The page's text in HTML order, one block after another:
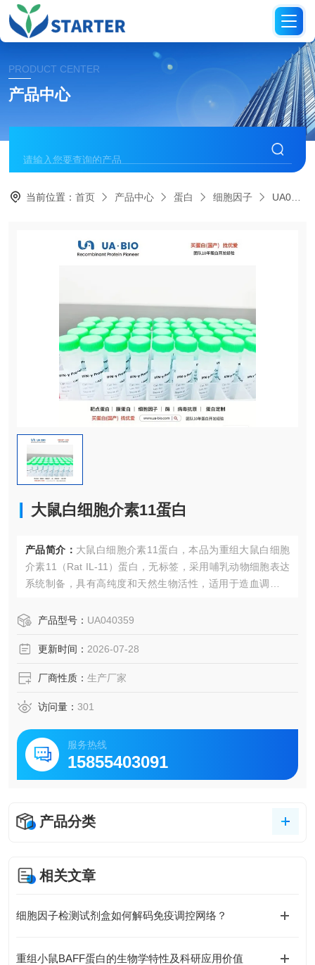
PRODUCT CENTER
产品中心
当前位置：首页 产品中心 蛋白 细胞因子 UA040359大鼠白细胞介素11蛋白
大鼠白细胞介素11蛋白
产品简介： 大鼠白细胞介素11蛋白，本品为重组大鼠白细胞
介素11（Rat IL-11）蛋白，无标签，采用哺乳动物细胞表达
系统制备，具有高纯度和天然生物活性，适用于造血调控及
产品型号： UA040359
更新时间： 2026-07-28
厂商性质： 生产厂家
访问量： 301
服务热线
15855403091
产品分类
相关文章
细胞因子检测试剂盒如何解码免疫调控网络？
重组小鼠BAFF蛋白的生物学特性及科研应用价值